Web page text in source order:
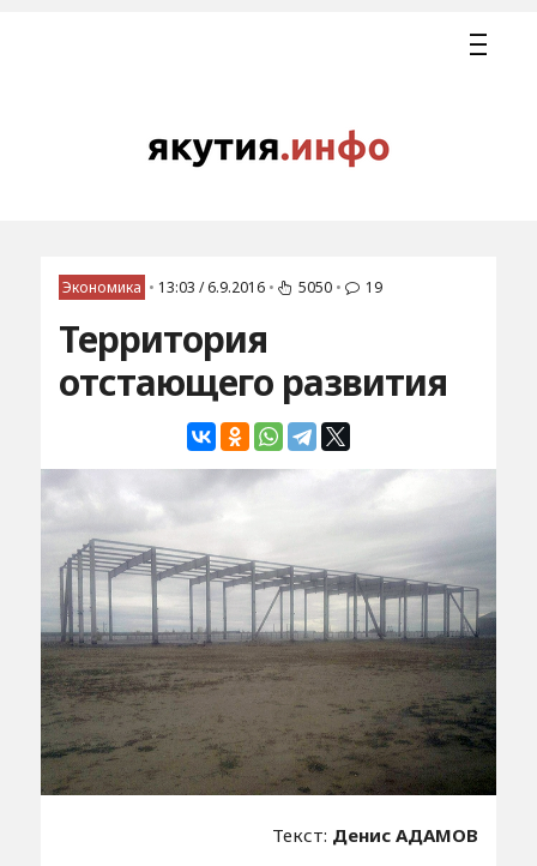
Экономика • 13:03 / 6.9.2016 • 5050 • 19
Территория
отстающего развития
Текст: Денис АДАМОВ